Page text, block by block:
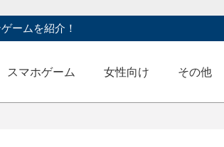
ームを紹介！
スマホゲーム 女性向け その他